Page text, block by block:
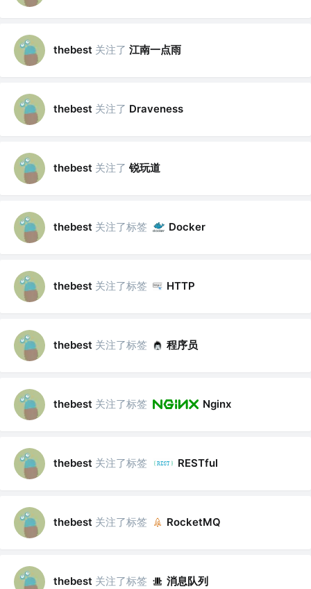
thebest 关注了 江南一点雨
thebest 关注了 Draveness
thebest 关注了 锐玩道
thebest 关注了标签 Docker
thebest 关注了标签 HTTP
thebest 关注了标签 程序员
thebest 关注了标签 Nginx
thebest 关注了标签 RESTful
thebest 关注了标签 RocketMQ
thebest 关注了标签 消息队列